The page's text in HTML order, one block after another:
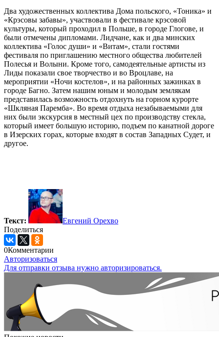
Два художественных коллектива Дома польского, «Тоника» и
«Крэсовы забавы», участвовали в фестивале крэсовой
культуры, который проходил в Польше, в городе Глогове, и
были отмечены дипломами. Лидчане, как и два минских
коллектива «Голос души» и «Витам», стали гостями
фестиваля по приглашению местного общества любителей
Полесья и Волыни. Кроме того, самодеятельные артисты из
Лиды показали свое творчество и во Вроцлаве, на
мероприятии «Ночи костелов», и на районных зажинках в
городе Багно. Затем нашим юным и молодым землякам
представилась возможность отдохнуть на горном курорте
«Шкляная Паремба». Во время отдыха незабываемыми для
них были экскурсия в местный цех по производству стекла,
который имеет большую историю, подъем по канатной дороге
в Изерских горах, которые входят в состав Западных Судет, и
другое.
Текст:
Евгений Орехво
Поделиться
0Комментарии
Авторизоваться
Для отправки отзыва нужно авторизироваться.